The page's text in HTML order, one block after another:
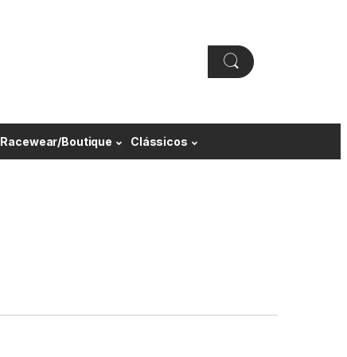
Racewear/Boutique Clássicos